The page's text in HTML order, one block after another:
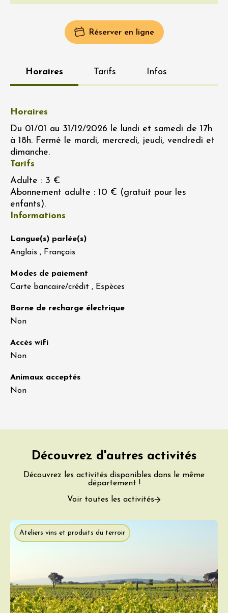
Réserver en ligne
Horaires Tarifs Infos
Horaires
Du 01/01 au 31/12/2026 le lundi et samedi de 17h
à 18h. Fermé le mardi, mercredi, jeudi, vendredi et
dimanche.
Tarifs
Adulte : 3 €
Abonnement adulte : 10 € (gratuit pour les
enfants).
Informations
Langue(s) parlée(s)
Anglais , Français
Modes de paiement
Carte bancaire/crédit , Espèces
Borne de recharge électrique
Non
Accès wifi
Non
Animaux acceptés
Non
Découvrez d'autres activités
Découvrez les activités disponibles dans le même
département !
Voir toutes les activités
Ateliers vins et produits du terroir